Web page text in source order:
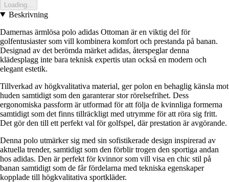
Loading...
Beskrivning
Damernas ärmlösa polo adidas Ottoman är en viktig del för
golfentusiaster som vill kombinera komfort och prestanda på banan.
Designad av det berömda märket adidas, återspeglar denna
klädesplagg inte bara teknisk expertis utan också en modern och
elegant estetik.
Tillverkad av högkvalitativa material, ger polon en behaglig känsla mot
huden samtidigt som den garanterar stor rörelsefrihet. Dess
ergonomiska passform är utformad för att följa de kvinnliga formerna
samtidigt som det finns tillräckligt med utrymme för att röra sig fritt.
Det gör den till ett perfekt val för golfspel, där prestation är avgörande.
Denna polo utmärker sig med sin sofistikerade design inspirerad av
aktuella trender, samtidigt som den förblir trogen den sportiga andan
hos adidas. Den är perfekt för kvinnor som vill visa en chic stil på
banan samtidigt som de får fördelarna med tekniska egenskaper
kopplade till högkvalitativa sportkläder.